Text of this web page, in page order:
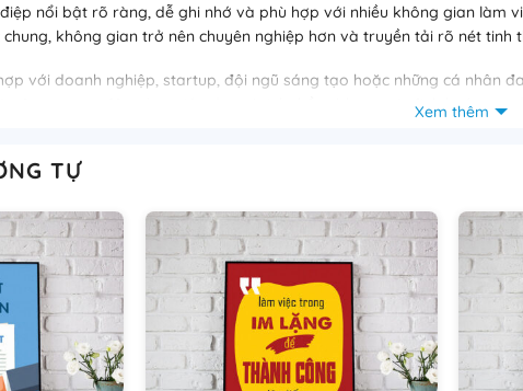
nổi bật rõ ràng, dễ ghi nhớ và phù hợp với nhiều không gian làm
không gian trở nên chuyên nghiệp hơn và truyền tải rõ nét tinh
với doanh nghiệp, startup, đội ngũ sáng tạo hoặc những cá nhân
công cụ tạo động lực, giúp duy trì tinh thần tích cực và định hướng tư
ta chỉ là một giọt nước, cùng nhau chúng ta là đại dương
không ngừng sáng tạo, bức phá thành công
phòng: Sáng tạo – Đột phá – Thành công là lựa chọn lý tưởng để
tranh decor mang thông điệp tích cực cho văn phòng hoặc doanh
Xem thêm
TỰ